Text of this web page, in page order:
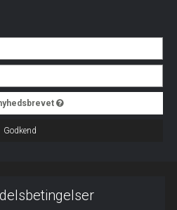
Godkend